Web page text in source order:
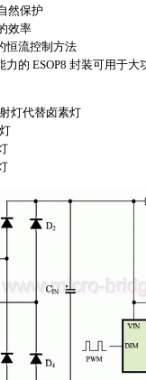
然保护
效率
恒流控制方法
力的 ESOP8 封装可用于大
灯代替卤素灯